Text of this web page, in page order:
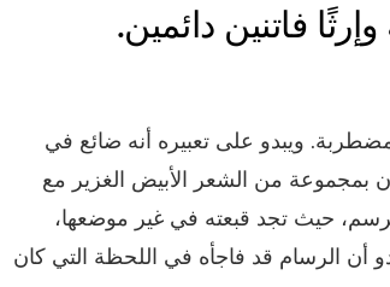
فاتنين دائمين.
ويبدو على تعبيره أنه ضائع في
بمجموعة من الشعر الأبيض الغزير مع
حيث تجد قبعته في غير موضعها،
أن الرسام قد فاجأه في اللحظة التي كان